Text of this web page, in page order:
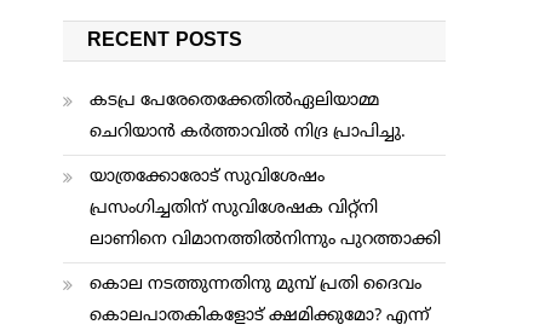
RECENT POSTS
കടപ്ര പേരേതെക്കേതിൽഏലിയാമ്മ
ചെറിയാൻ കർത്താവിൽ നിദ്ര പ്രാപിച്ചു.
യാത്രക്കോരോട് സുവിശേഷം
പ്രസംഗിച്ചതിന് സുവിശേഷക വിറ്റ്നി
ലാണിനെ വിമാനത്തില്‍നിന്നും പുറത്താക്കി
കൊല നടത്തുന്നതിനു മുമ്പ് പ്രതി ദൈവം
കൊലപാതകികളോട് ക്ഷമിക്കുമോ? എന്ന്